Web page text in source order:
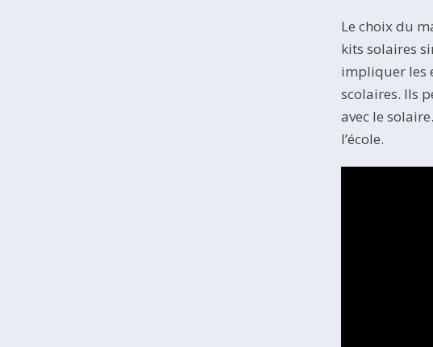
Le choix du
kits solaires
impliquer les
scolaires. Ils
avec le
l’école.